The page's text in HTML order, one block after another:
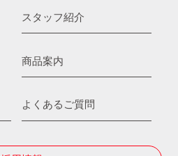
スタッフ紹介
商品案内
よくあるご質問